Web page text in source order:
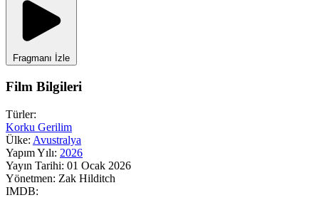
Fragmanı İzle
Film Bilgileri
Türler:
Korku Gerilim
Ülke: Avustralya
Yapım Yılı: 2026
Yayın Tarihi: 01 Ocak 2026
Yönetmen: Zak Hilditch
IMDB: